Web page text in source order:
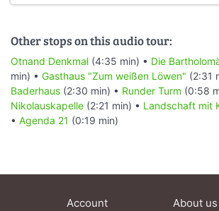
Other stops on this audio tour:
Otnand Denkmal (4:35 min) • Die
min) • Gasthaus "Zum weißen Löwen" (2:31
Baderhaus (2:30 min) • Runder Turm (0:58
Nikolauskapelle (2:21 min) • Landschaft mit
• Agenda 21 (0:19 min)
Account About us